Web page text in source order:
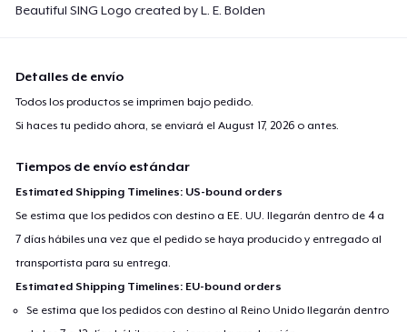
Beautiful SING Logo created by L. E. Bolden
Detalles de envío
Todos los productos se imprimen bajo pedido.
Si haces tu pedido ahora, se enviará elAugust 17, 2026 o antes.
Tiempos de envío estándar
Estimated Shipping Timelines: US-bound orders
Se estima que los pedidos con destino a EE. UU. llegarán dentro de 4 a
7 días hábiles una vez que el pedido se haya producido y entregado al
transportista para su entrega.
Estimated Shipping Timelines: EU-bound orders
Se estima que los pedidos con destino al Reino Unido llegarán dentro